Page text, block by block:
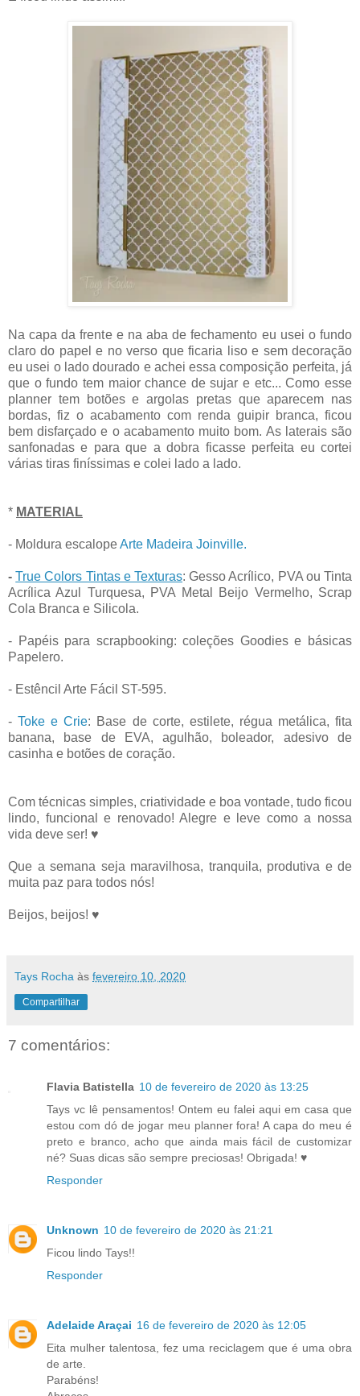
Na capa da frente e na aba de fechamento eu usei o fundo
claro do papel e no verso que ficaria liso e sem decoração
eu usei o lado dourado e achei essa composição perfeita, já
que o fundo tem maior chance de sujar e etc... Como esse
planner tem botões e argolas pretas que aparecem nas
bordas, fiz o acabamento com renda guipir branca, ficou
bem disfarçado e o acabamento muito bom. As laterais são
sanfonadas e para que a dobra ficasse perfeita eu cortei
várias tiras finíssimas e colei lado a lado.
* MATERIAL
- Moldura escalopeArte Madeira Joinville.
-True Colors Tintas e Texturas: Gesso Acrílico, PVA ou Tinta
Acrílica Azul Turquesa, PVA Metal Beijo Vermelho, Scrap
Cola Branca e Silicola.
- Papéis para scrapbooking: coleções Goodies e básicas
Papelero.
- Estêncil Arte Fácil ST-595.
-Toke e Crie: Base de corte, estilete, régua metálica, fita
banana, base de EVA, agulhão, boleador, adesivo de
casinha e botões de coração.
Com técnicas simples, criatividade e boa vontade, tudo ficou
lindo, funcional e renovado! Alegre e leve como a nossa
vida deve ser! ♥
Que a semana seja maravilhosa, tranquila, produtiva e de
muita paz para todos nós!
Beijos, beijos! ♥
Tays Rocha às fevereiro 10, 2020
Compartilhar
7 comentários:
Flavia Batistella 10 de fevereiro de 2020 às 13:25
Tays vc lê pensamentos! Ontem eu falei aqui em casa que
estou com dó de jogar meu planner fora! A capa do meu é
preto e branco, acho que ainda mais fácil de customizar
né? Suas dicas são sempre preciosas! Obrigada! ♥
Responder
Unknown 10 de fevereiro de 2020 às 21:21
Ficou lindo Tays!!
Responder
Adelaide Araçai 16 de fevereiro de 2020 às 12:05
Eita mulher talentosa, fez uma reciclagem que é uma obra
de arte.
Parabéns!